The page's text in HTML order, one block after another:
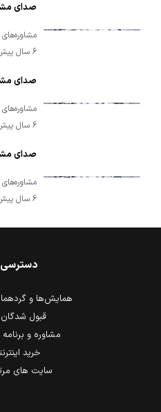
صدای
6 سال پیش
صدای
6 سال پیش
صدای
6 سال پیش
همایش‌ها و
قبول شدگان
مشاوره و
خرید
سایت های